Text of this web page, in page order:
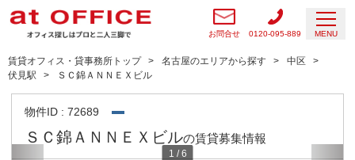
お問合せ 0120-095-889 MENU
賃貸オフィス・貸事務所トップ 名古屋のエリアから探す
中区
伏見駅
ＳＣ錦ＡＮＮＥＸビル
物件ID : 72689
ＳＣ錦ＡＮＮＥＸビルの賃貸募集情報
1 /6